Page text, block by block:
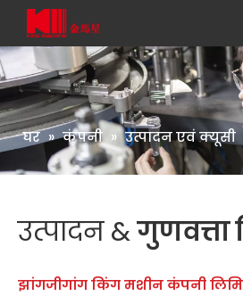
घर » कंपनी » उत्पादन एवं क्यूसी
उत्पादन &गुणवत्ता
झांगजीगांग किंग मशीन कंपनी